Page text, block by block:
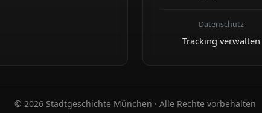
Datenschutz
Tracking verwalten
© 2026 Stadtgeschichte München · Alle Rechte vorbehalten